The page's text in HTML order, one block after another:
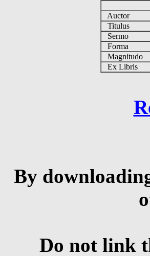
Auctor
Titulus
Sermo
Forma
Magnitudo
Ex Libris
By
Do not link